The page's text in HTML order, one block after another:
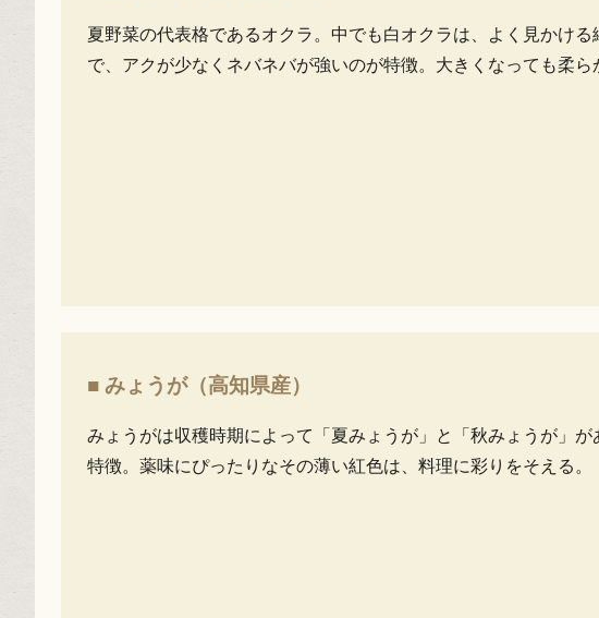
夏野菜の代表格であるオクラ。中でも白オクラは、よく見かけ
で、アクが少なくネバネバが強いのが特徴。大きくなっても柔ら
■ みょうが（高知県産）
みょうがは収穫時期によって「夏みょうが」と「秋みょうが」
特徴。薬味にぴったりなその薄い紅色は、料理に彩りをそえる。